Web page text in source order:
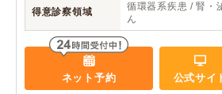
得意診察領域
循環器系疾患 / 腎・
ん
ネット予約 公式サイ